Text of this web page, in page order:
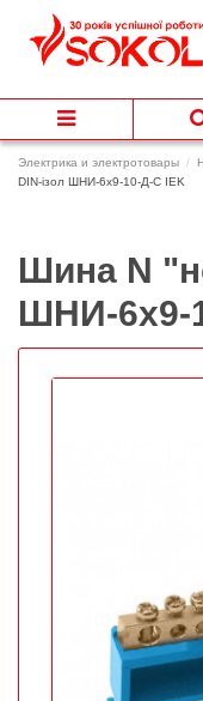
Электрика и электротовары
DIN-ізол ШНИ-6х9-10-Д-C IEK
Шина N
ШНИ-6х9-